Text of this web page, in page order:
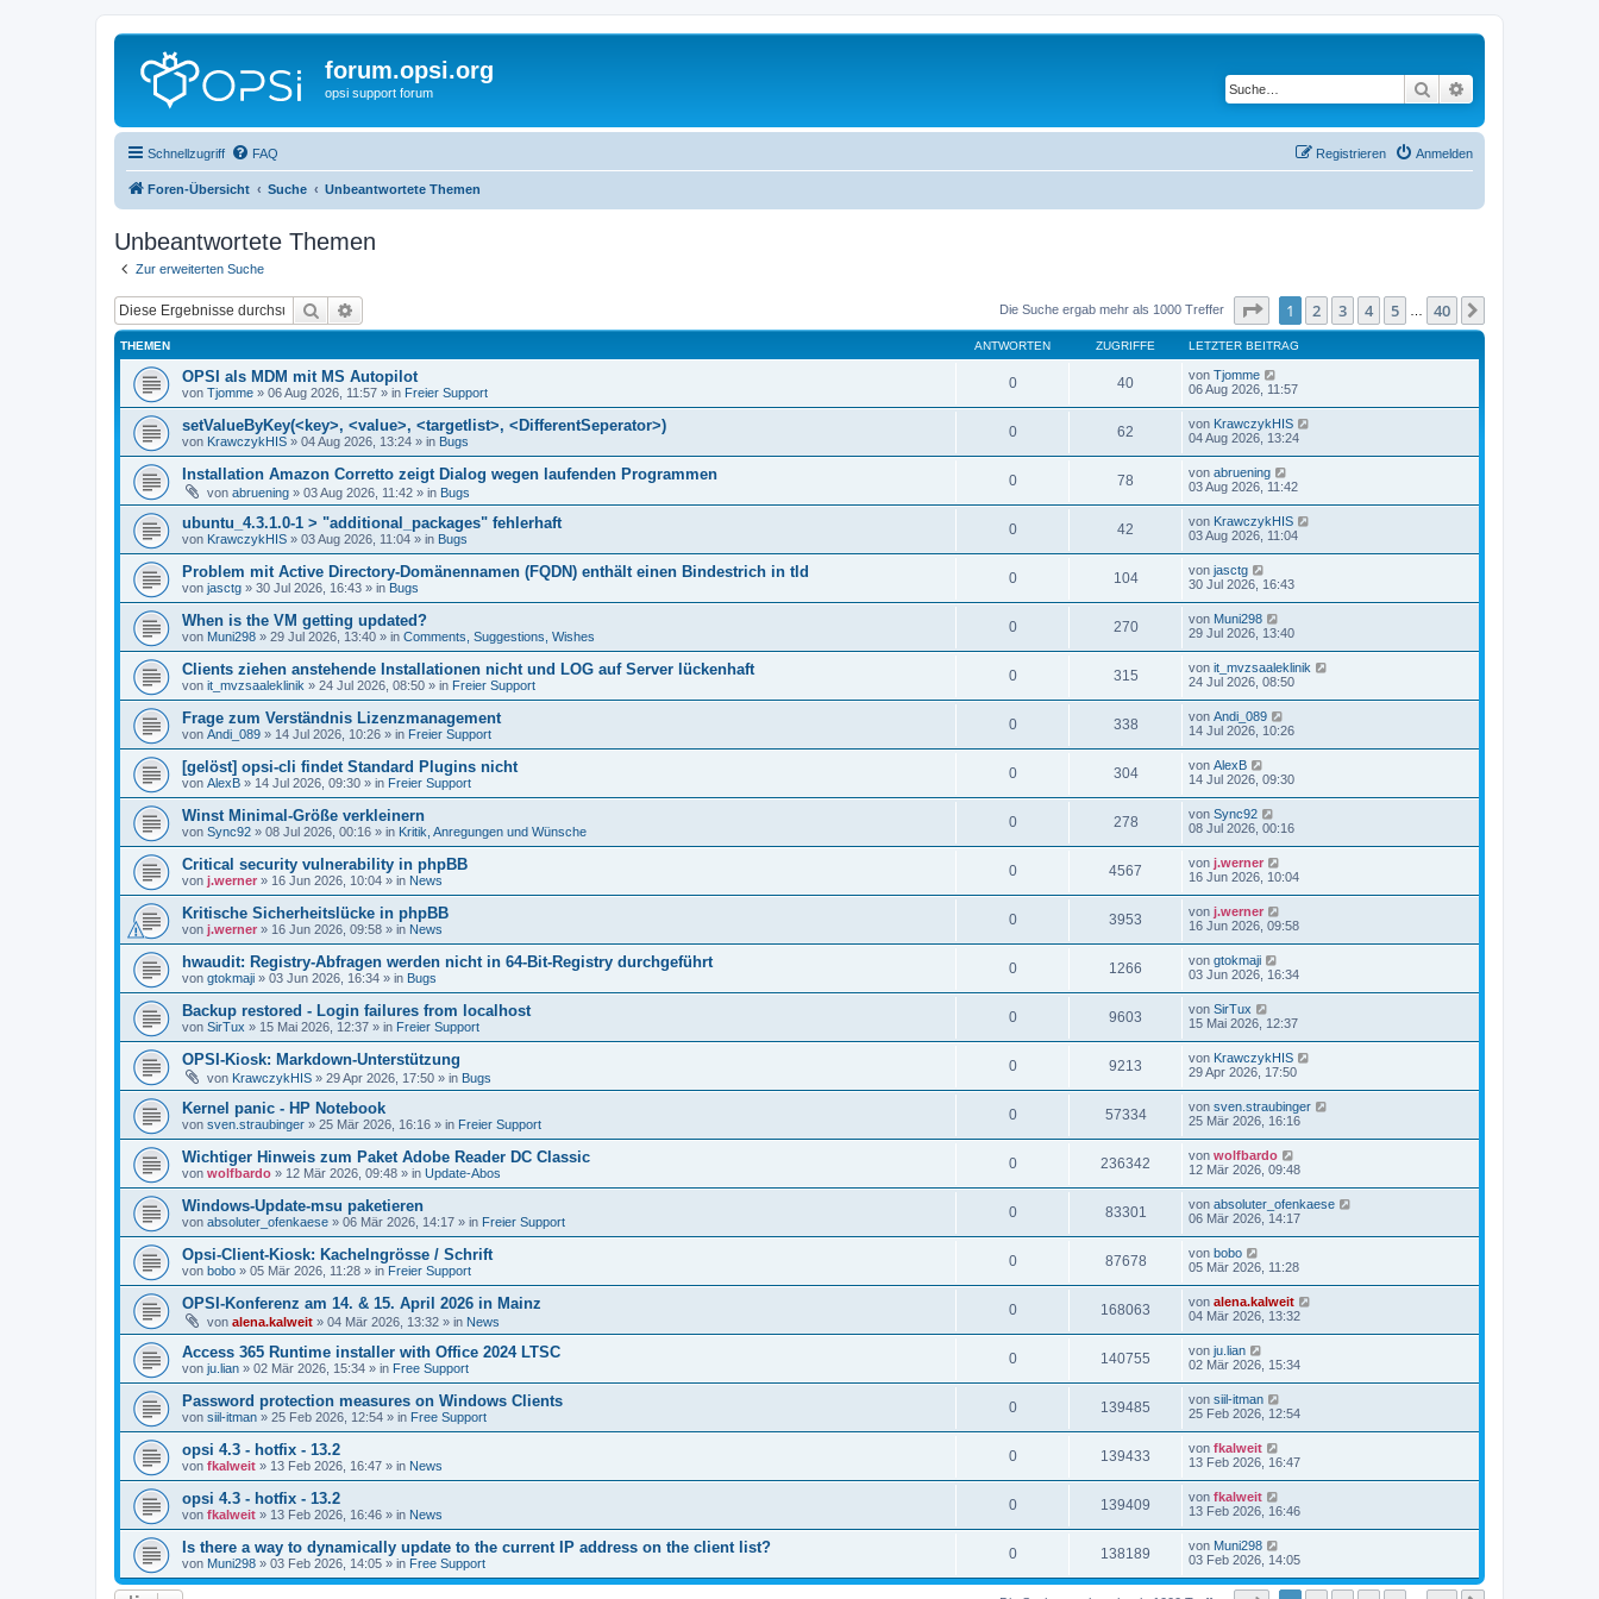
forum.opsi.org
opsi support forum Suche
Schnellzugriff FAQ Anmelden
Registrieren
Foren-Übersicht Suche Unbeantwortete Themen
Unbeantwortete Themen
Zur erweiterten Suche
Suche Die Suche ergab mehr als 1000 Treffer Seite von40
1 2 3 4 5 40
THEMEN ANTWORTEN ZUGRIFFE LETZTER BEITRAG
OPSI als MDM mit MS Autopilot
von Tjomme » 06 Aug 2026, 11:57 » in Freier Support
0 40 von Tjomme
06 Aug 2026, 11:57
setValueByKey(<key>, <value>, <targetlist>, <DifferentSeperator>)
von KrawczykHIS » 04 Aug 2026, 13:24 » in Bugs
0 62 von KrawczykHIS
04 Aug 2026, 13:24
Installation Amazon Corretto zeigt Dialog wegen laufenden Programmen
von abruening » 03 Aug 2026, 11:42 » in Bugs
0 78 von abruening
03 Aug 2026, 11:42
ubuntu_4.3.1.0-1 > "additional_packages" fehlerhaft
von KrawczykHIS » 03 Aug 2026, 11:04 » in Bugs
0 42 von KrawczykHIS
03 Aug 2026, 11:04
Problem mit Active Directory-Domänennamen (FQDN) enthält einen Bindestrich in tld
von jasctg » 30 Jul 2026, 16:43 » in Bugs
0 104 von jasctg
30 Jul 2026, 16:43
When is the VM getting updated?
von Muni298 » 29 Jul 2026, 13:40 » in Comments, Suggestions, Wishes
0 270 von Muni298
29 Jul 2026, 13:40
Clients ziehen anstehende Installationen nicht und LOG auf Server lückenhaft
von it_mvzsaaleklinik » 24 Jul 2026, 08:50 » in Freier Support
0 315 von it_mvzsaaleklinik
24 Jul 2026, 08:50
Frage zum Verständnis Lizenzmanagement
von Andi_089 » 14 Jul 2026, 10:26 » in Freier Support
0 338 von Andi_089
14 Jul 2026, 10:26
[gelöst] opsi-cli findet Standard Plugins nicht
von AlexB » 14 Jul 2026, 09:30 » in Freier Support
0 304 von AlexB
14 Jul 2026, 09:30
Winst Minimal-Größe verkleinern
von Sync92 » 08 Jul 2026, 00:16 » in Kritik, Anregungen und Wünsche
0 278 von Sync92
08 Jul 2026, 00:16
Critical security vulnerability in phpBB
von j.werner » 16 Jun 2026, 10:04 » in News
0 4567 von j.werner
16 Jun 2026, 10:04
Kritische Sicherheitslücke in phpBB
von j.werner » 16 Jun 2026, 09:58 » in News
0 3953 von j.werner
16 Jun 2026, 09:58
hwaudit: Registry-Abfragen werden nicht in 64-Bit-Registry durchgeführt
von gtokmaji » 03 Jun 2026, 16:34 » in Bugs
0 1266 von gtokmaji
03 Jun 2026, 16:34
Backup restored - Login failures from localhost
von SirTux » 15 Mai 2026, 12:37 » in Freier Support
0 9603 von SirTux
15 Mai 2026, 12:37
OPSI-Kiosk: Markdown-Unterstützung
von KrawczykHIS » 29 Apr 2026, 17:50 » in Bugs
0 9213 von KrawczykHIS
29 Apr 2026, 17:50
Kernel panic - HP Notebook
von sven.straubinger » 25 Mär 2026, 16:16 » in Freier Support
0 57334 von sven.straubinger
25 Mär 2026, 16:16
Wichtiger Hinweis zum Paket Adobe Reader DC Classic
von wolfbardo » 12 Mär 2026, 09:48 » in Update-Abos
0 236342 von wolfbardo
12 Mär 2026, 09:48
Windows-Update-msu paketieren
von absoluter_ofenkaese » 06 Mär 2026, 14:17 » in Freier Support
0 83301 von absoluter_ofenkaese
06 Mär 2026, 14:17
Opsi-Client-Kiosk: Kachelngrösse / Schrift
von bobo » 05 Mär 2026, 11:28 » in Freier Support
0 87678 von bobo
05 Mär 2026, 11:28
OPSI-Konferenz am 14. & 15. April 2026 in Mainz
von alena.kalweit » 04 Mär 2026, 13:32 » in News
0 168063 von alena.kalweit
04 Mär 2026, 13:32
Access 365 Runtime installer with Office 2024 LTSC
von ju.lian » 02 Mär 2026, 15:34 » in Free Support
0 140755 von ju.lian
02 Mär 2026, 15:34
Password protection measures on Windows Clients
von siil-itman » 25 Feb 2026, 12:54 » in Free Support
0 139485 von siil-itman
25 Feb 2026, 12:54
opsi 4.3 - hotfix - 13.2
von fkalweit » 13 Feb 2026, 16:47 » in News
0 139433 von fkalweit
13 Feb 2026, 16:47
opsi 4.3 - hotfix - 13.2
von fkalweit » 13 Feb 2026, 16:46 » in News
0 139409 von fkalweit
13 Feb 2026, 16:46
Is there a way to dynamically update to the current IP address on the client list?
von Muni298 » 03 Feb 2026, 14:05 » in Free Support
0 138189 von Muni298
03 Feb 2026, 14:05